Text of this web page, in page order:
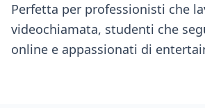
Perfetta per professionisti che
videochiamata, studenti che
online e appassionati di